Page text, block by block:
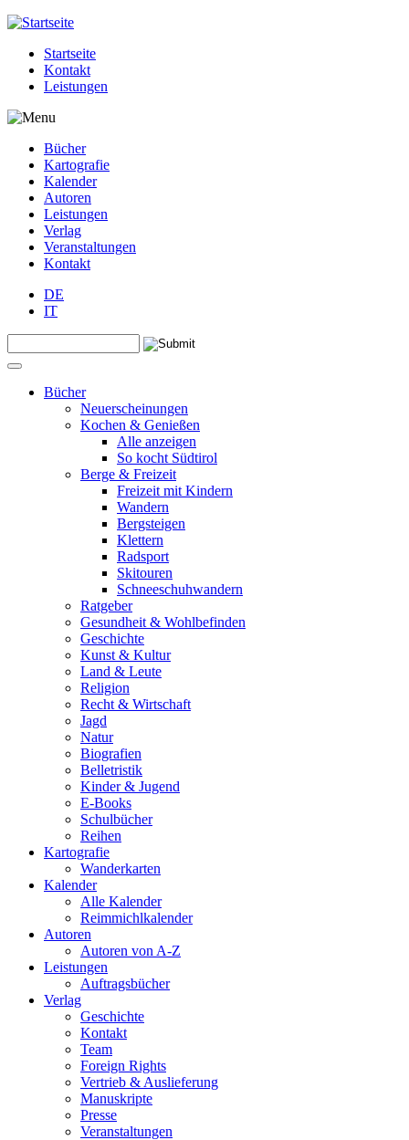
Jump to navigation
Startseite
Kontakt
Leistungen
Bücher
Kartografie
Kalender
Autoren
Leistungen
Verlag
Veranstaltungen
Kontakt
DE
IT
Suchformular
Bücher
Neuerscheinungen
Kochen & Genießen
Alle anzeigen
So kocht Südtirol
Berge & Freizeit
Freizeit mit Kindern
Wandern
Bergsteigen
Klettern
Radsport
Skitouren
Schneeschuhwandern
Ratgeber
Gesundheit & Wohlbefinden
Geschichte
Kunst & Kultur
Land & Leute
Religion
Recht & Wirtschaft
Jagd
Natur
Biografien
Belletristik
Kinder & Jugend
E-Books
Schulbücher
Reihen
Kartografie
Wanderkarten
Kalender
Alle Kalender
Reimmichlkalender
Autoren
Autoren von A-Z
Leistungen
Auftragsbücher
Verlag
Geschichte
Kontakt
Team
Foreign Rights
Vertrieb & Auslieferung
Manuskripte
Presse
Veranstaltungen